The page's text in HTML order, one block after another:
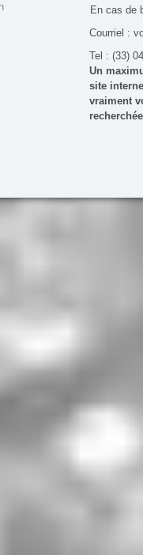
En cas de
Courriel :
Tel : (33)
Un
site
vraiment